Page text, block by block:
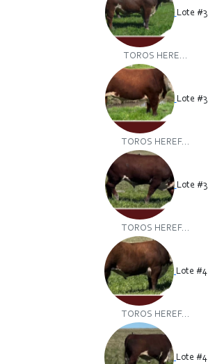
Lote #3
TOROS HERE...
Lote #3
TOROS HEREF...
Lote #3
TOROS HEREF...
Lote #4
TOROS HEREF...
Lote #4